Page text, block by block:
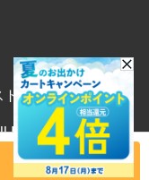
トア
Rights Reserved.